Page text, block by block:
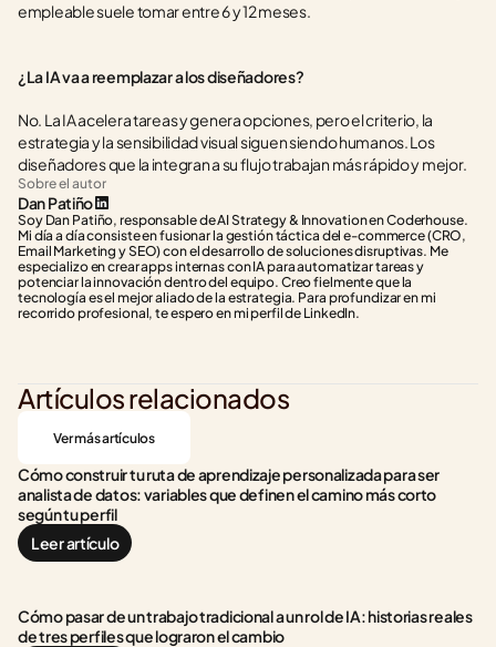
empleable suele tomar entre 6 y 12 meses.
¿La IA va a reemplazar a los diseñadores?
No. La IA acelera tareas y genera opciones, pero el criterio, la
estrategia y la sensibilidad visual siguen siendo humanos. Los
diseñadores que la integran a su flujo trabajan más rápido y mejor.
Sobre el autor
Dan Patiño
Soy Dan Patiño, responsable de AI Strategy & Innovation en Coderhouse.
Mi día a día consiste en fusionar la gestión táctica del e-commerce (CRO,
Email Marketing y SEO) con el desarrollo de soluciones disruptivas. Me
especializo en crear apps internas con IA para automatizar tareas y
potenciar la innovación dentro del equipo. Creo fielmente que la
tecnología es el mejor aliado de la estrategia. Para profundizar en mi
recorrido profesional, te espero en mi perfil de LinkedIn.
Artículos relacionados
Ver más artículos
Cómo construir tu ruta de aprendizaje personalizada para ser
analista de datos: variables que definen el camino más corto
según tu perfil
Leer artículo
Cómo pasar de un trabajo tradicional a un rol de IA: historias reales
de tres perfiles que lograron el cambio